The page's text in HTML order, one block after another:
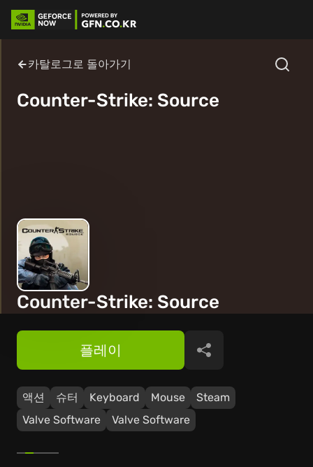
카탈로그로 돌아가기
Counter-Strike: Source
Counter-Strike: Source
액션 슈터 Keyboard Mouse
Steam
Valve Software
Valve Software
플레이 공유